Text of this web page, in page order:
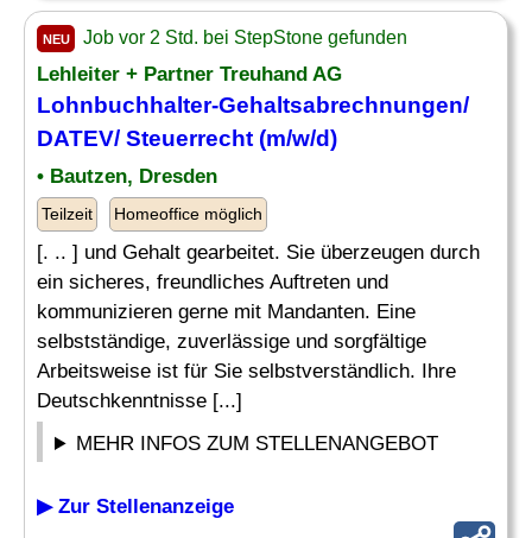
NEU Job vor 2 Std. bei StepStone gefunden
Lehleiter + Partner Treuhand AG
Lohnbuchhalter-Gehaltsabrechnungen/
DATEV/ Steuerrecht (m/w/d)
• Bautzen, Dresden
Teilzeit Homeoffice möglich
[. .. ] und Gehalt gearbeitet. Sie überzeugen durch
ein sicheres, freundliches Auftreten und
kommunizieren gerne mit Mandanten. Eine
selbstständige, zuverlässige und sorgfältige
Arbeitsweise ist für Sie selbstverständlich. Ihre
Deutschkenntnisse [...]
MEHR INFOS ZUM STELLENANGEBOT
▶ Zur Stellenanzeige